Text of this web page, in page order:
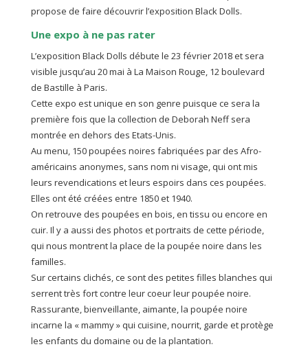
propose de faire découvrir l’exposition Black Dolls.
Une expo à ne pas rater
L’exposition Black Dolls débute le 23 février 2018 et sera
visible jusqu’au 20 mai à La Maison Rouge, 12 boulevard
de Bastille à Paris.
Cette expo est unique en son genre puisque ce sera la
première fois que la collection de Deborah Neff sera
montrée en dehors des Etats-Unis.
Au menu, 150 poupées noires fabriquées par des Afro-
américains anonymes, sans nom ni visage, qui ont mis
leurs revendications et leurs espoirs dans ces poupées.
Elles ont été créées entre 1850 et 1940.
On retrouve des poupées en bois, en tissu ou encore en
cuir. Il y a aussi des photos et portraits de cette période,
qui nous montrent la place de la poupée noire dans les
familles.
Sur certains clichés, ce sont des petites filles blanches qui
serrent très fort contre leur coeur leur poupée noire.
Rassurante, bienveillante, aimante, la poupée noire
incarne la « mammy » qui cuisine, nourrit, garde et protège
les enfants du domaine ou de la plantation.